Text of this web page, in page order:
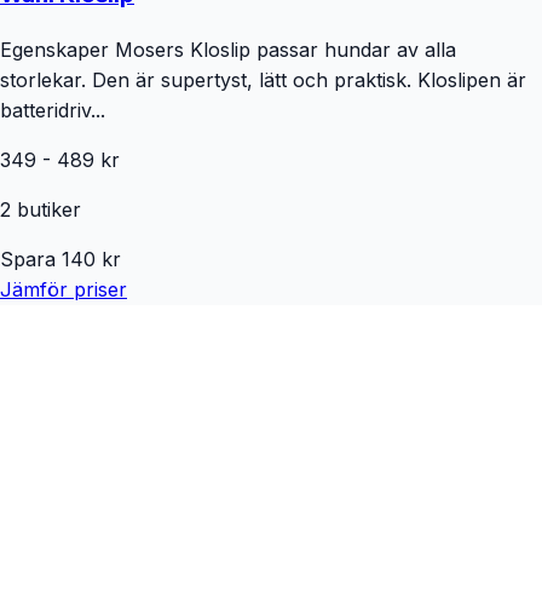
Egenskaper Mosers Kloslip passar hundar av alla
storlekar. Den är supertyst, lätt och praktisk. Kloslipen är
batteridriv...
349 - 489 kr
2 butiker
Spara 140 kr
Jämför priser